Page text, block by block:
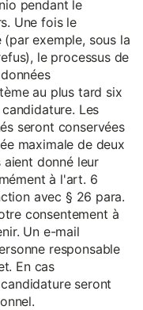
pendant le
Une fois le
exemple, sous la
le processus de
au plus tard six
Les
seront conservées
maximale de deux
donné leur
à l'art. 6
avec § 26 para.
consentement à
Un e-mail
responsable
En cas
seront